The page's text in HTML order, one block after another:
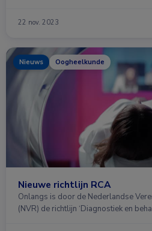
22 nov. 2023
Nieuws Oogheelkunde
Nieuwe richtlijn RCA
Onlangs is door de Nederlandse
(NVR) de richtlijn ‘Diagnostiek en